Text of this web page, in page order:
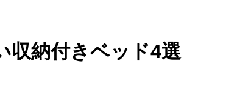
収納付きベッド4選